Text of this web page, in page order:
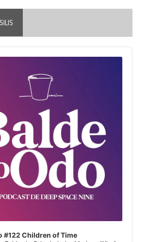
#122 Children of Time